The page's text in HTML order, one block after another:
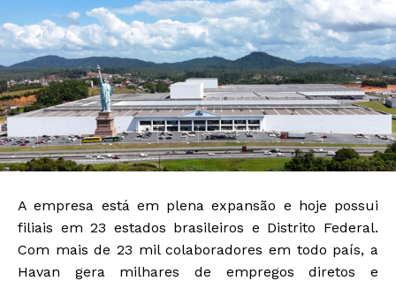
A empresa está em plena expansão e hoje possui
filiais em 23 estados brasileiros e Distrito Federal.
Com mais de 23 mil colaboradores em todo país, a
Havan gera milhares de empregos diretos e